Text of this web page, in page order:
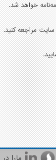
مراجعه کنید.